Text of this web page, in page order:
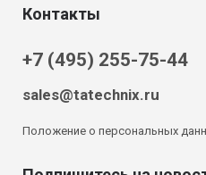
Контакты
+7 (495) 255-75-44
sales@tatechnix.ru
Положение о персональных